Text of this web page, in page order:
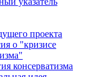
проекта
о "кризисе
консерватизма